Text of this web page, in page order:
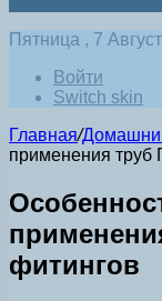
Пятница , 7
Войти
Switch skin
Главная/
применения труб
фитингов